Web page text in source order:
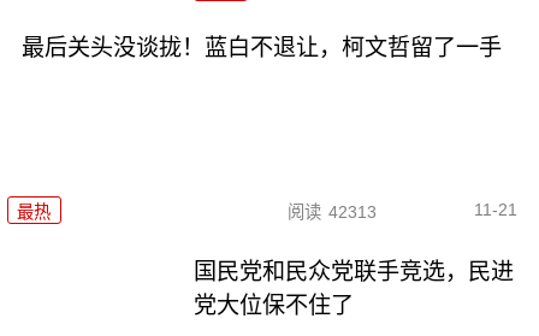
最后关头没谈拢！蓝白不退让，柯文哲留了一手
最热 阅读 42313 11-21
国民党和民众党联手竞选，民进
党大位保不住了